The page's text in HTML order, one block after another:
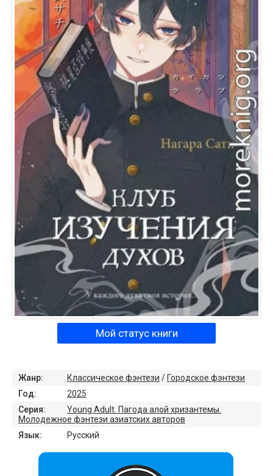
Мой статус книги
Жанр: Классическое фэнтези / Городское фэнтези
Год:
2025
Серия:
Young Adult. Пагода алой хризантемы.
Молодежное фэнтези азиатских авторов
Язык:
Русский